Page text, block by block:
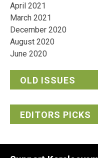
April 2021
March 2021
December 2020
August 2020
June 2020
OLD ISSUES
EDITORS PICKS